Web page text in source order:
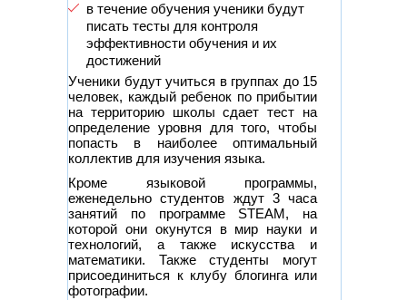
в течение обучения ученики будут
писать тесты для контроля
эффективности обучения и их
достижений
Ученики будут учиться в группах до 15
человек, каждый ребенок по прибытии
на территорию школы сдает тест на
определение уровня для того, чтобы
попасть в наиболее оптимальный
коллектив для изучения языка.
Кроме языковой программы,
еженедельно студентов ждут 3 часа
занятий по программе STEAM, на
которой они окунутся в мир науки и
технологий, а также искусства и
математики. Также студенты могут
присоединиться к клубу блогинга или
фотографии.